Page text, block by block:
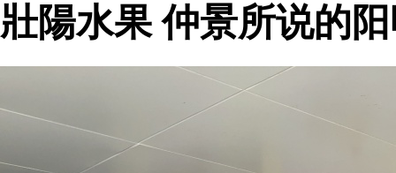
壯陽水果 仲景所说的